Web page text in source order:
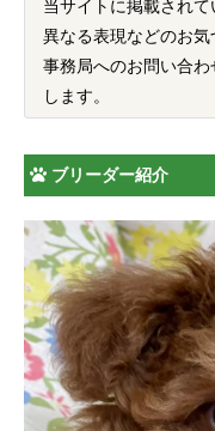
当サイトに掲載され
異なる表現などのお
事務局へのお問い合
します。
ブリーダー紹介